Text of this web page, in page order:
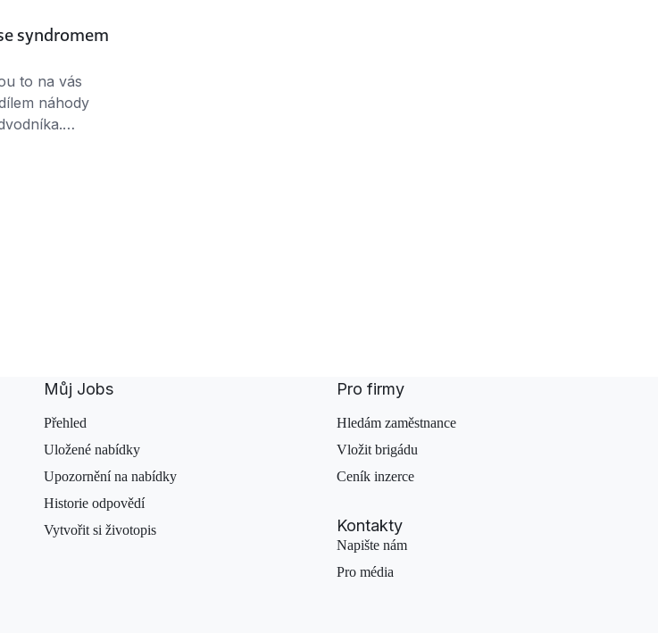
syndromem
to na vás
náhody
Můj Jobs
Přehled
Uložené nabídky
Upozornění na nabídky
Historie odpovědí
Vytvořit si životopis
Pro firmy
Hledám zaměstnance
Vložit brigádu
Ceník inzerce
Kontakty
Napište nám
Pro média